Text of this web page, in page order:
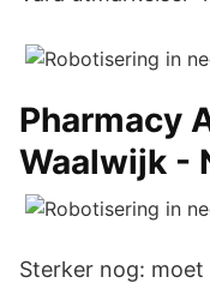
Pharmacy
Waalwijk -
Sterker nog: